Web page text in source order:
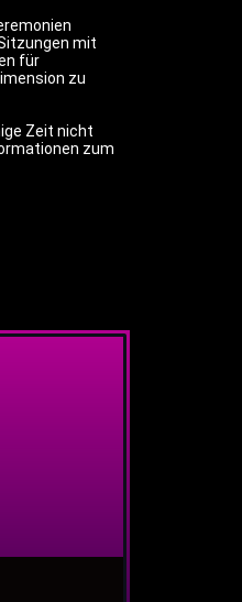
mit
für
zu
Zeit nicht
zum